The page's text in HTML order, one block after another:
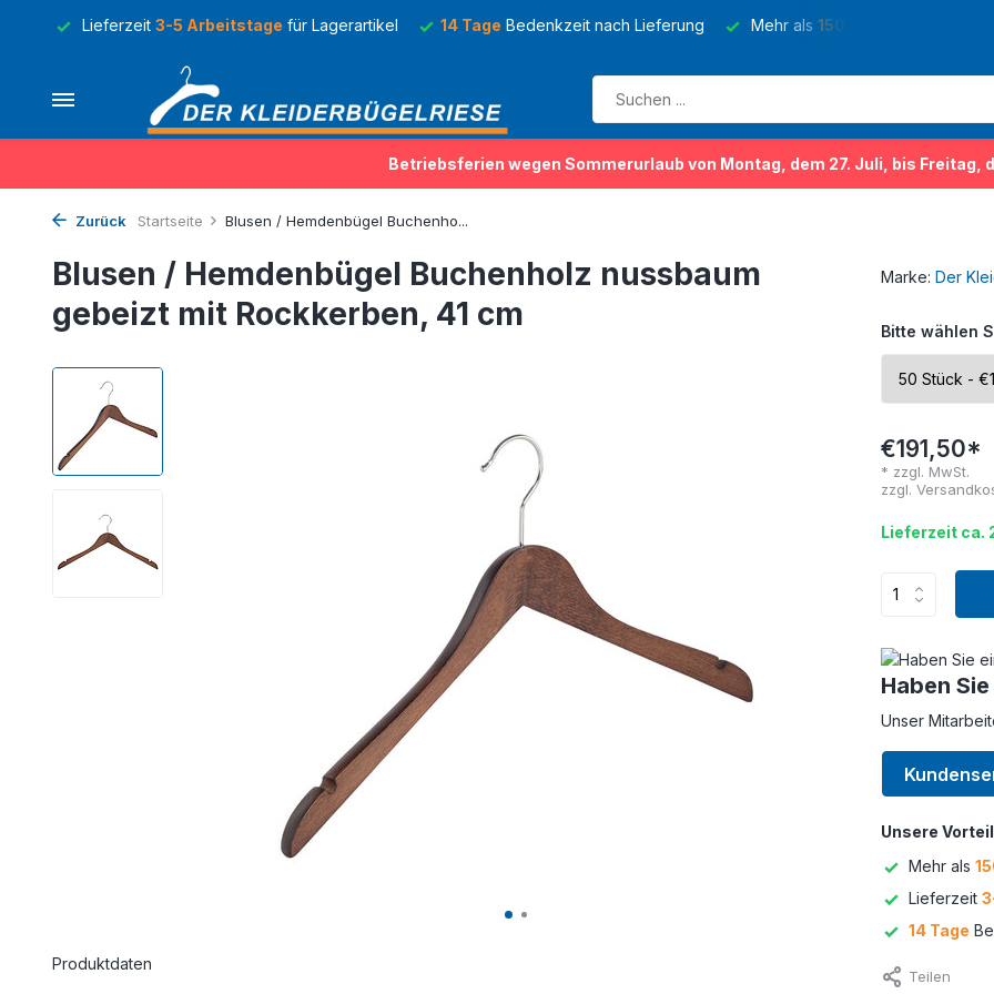
Lieferzeit 3-5 Arbeitstage für Lagerartikel 14 Tage Bedenkzeit nach Lieferung Mehr als 150 Sorten
Betriebsferien wegen Sommerurlaub von Montag, dem 27. Juli, bis Freitag,
Zurück Startseite Blusen / Hemdenbügel Buchenho...
Blusen / Hemdenbügel Buchenholz nussbaum
gebeizt mit Rockkerben, 41 cm
Produktdaten
Marke: Der
Bitte wählen
€191,50*
* zzgl. MwSt.
zzgl.
Lieferzeit ca.
Haben
Unser
Unsere
Mehr als
Lieferzeit
14 Tage
Teilen